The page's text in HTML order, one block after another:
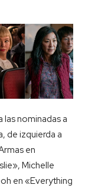
nominadas a
de izquierda a
en
Michelle
en «Everything